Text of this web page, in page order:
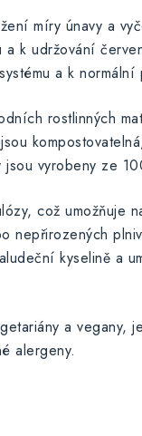
míry únavy a
a k udržování
a k normální
rostlinných
vyrobeny ze
což umožňuje
nepřirozených
kyselině a
a vegany,
alergeny.